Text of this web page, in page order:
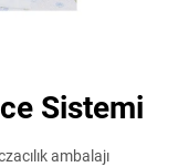
Sistemi
ambalajı